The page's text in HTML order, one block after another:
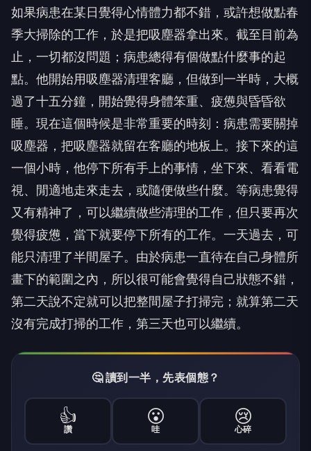
如果病患在某日覺得心情體力都不錯，或許想做點春
季大掃除的工作，於是把吸塵器拿出來。截至目前為
止，一切都沒問題；病患總得有個做點什麼事的起
點。他開始用吸塵器清理客廳，但做到一半時，大概
過了十五分鐘，開始覺得身體笨重、疲憊與昏昏欲
睡。現在這個時候是非常重要的時刻：病患需要關掉
吸塵器，把吸塵器就留在客廳的地板上。接下來的這
一個小時，他停下所有手上的事情，坐下來、看看電
視、閒適地走來走去，或隨便做些什麼。等病患覺得
又有精神了，可以繼續做些清理的工作，但只要再次
覺得疲憊，當下就要停下所有的工作。一天過去，可
能只清理了半間屋子。由於病患一直待在自己身體所
畫下的範圍之內，所以很可能會覺得自己狀態不錯，
第二天說不定就可以把整間屋子打掃完；就算第二天
沒有完成打掃的工作，第三天也可以繼續。
🤔 讀到一半，先表個態？
👍
讚
😮
哇
😢
心碎